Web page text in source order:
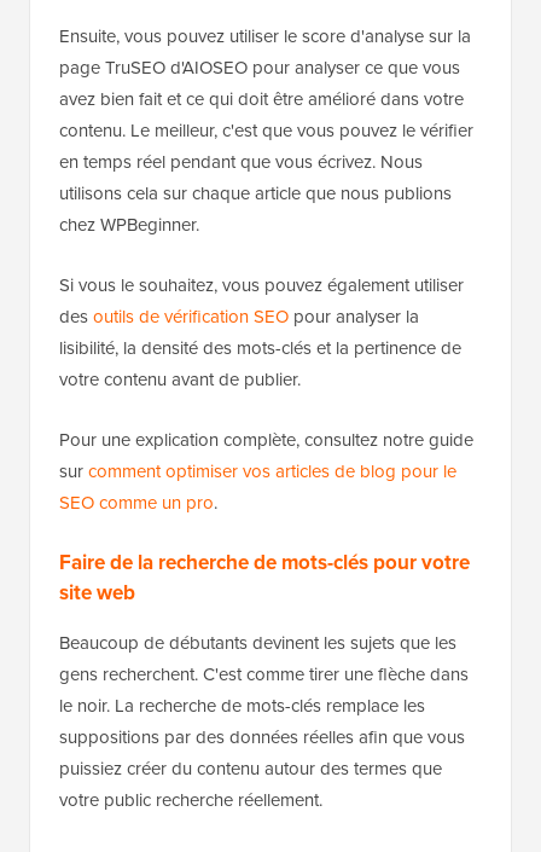
Ensuite, vous pouvez utiliser le score d'analyse sur la
page TruSEO d'AIOSEO pour analyser ce que vous
avez bien fait et ce qui doit être amélioré dans votre
contenu. Le meilleur, c'est que vous pouvez le vérifier
en temps réel pendant que vous écrivez. Nous
utilisons cela sur chaque article que nous publions
chez WPBeginner.
Si vous le souhaitez, vous pouvez également utiliser
desoutils de vérification SEO pour analyser la
lisibilité, la densité des mots-clés et la pertinence de
votre contenu avant de publier.
Pour une explication complète, consultez notre guide
surcomment optimiser vos articles de blog pour le
SEO comme un pro.
Faire de la recherche de mots-clés pour votre
site web
Beaucoup de débutants devinent les sujets que les
gens recherchent. C'est comme tirer une flèche dans
le noir. La recherche de mots-clés remplace les
suppositions par des données réelles afin que vous
puissiez créer du contenu autour des termes que
votre public recherche réellement.